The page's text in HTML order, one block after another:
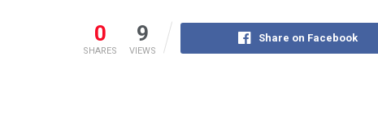
0
SHARES
9
VIEWS
Share on Facebook